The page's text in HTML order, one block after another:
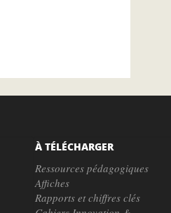
À TÉLÉCHARGER
Ressources pédagogiques
Affiches
Rapports et chiffres clés